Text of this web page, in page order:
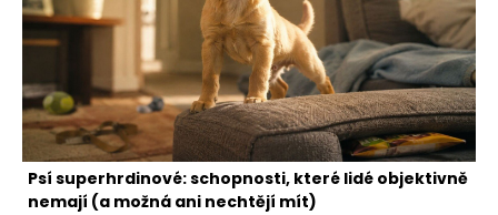
Psí superhrdinové: schopnosti, které lidé objektivně
nemají (a možná ani nechtějí mít)